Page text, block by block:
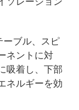
ーブル、スピ
ネントに対
吸着し、下部
ネルギーを効